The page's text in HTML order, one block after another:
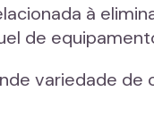
à
de
variedade de